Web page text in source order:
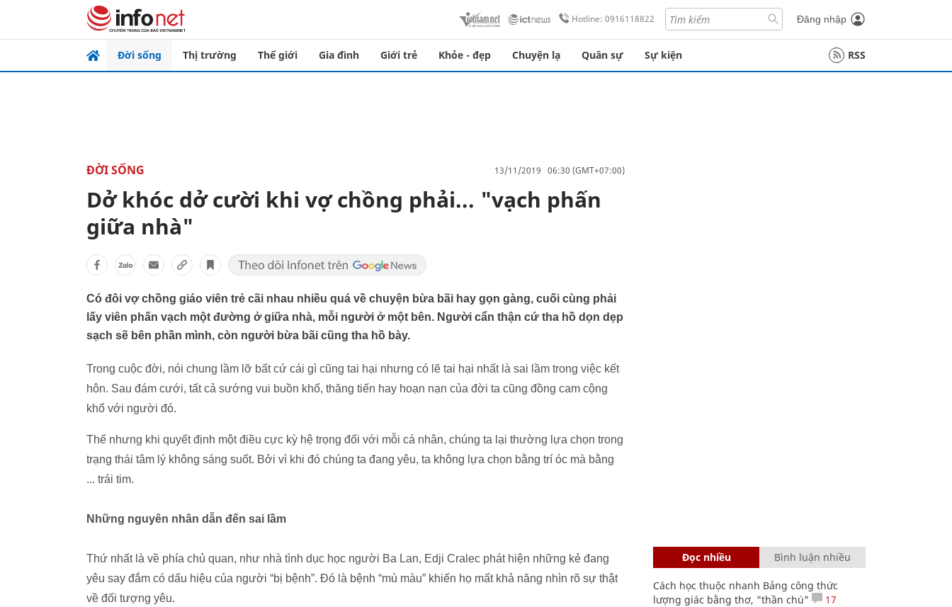
Hotline: 0916118822 Đăng nhập
Đời sống Thị trường Thế giới Gia đình Giới trẻ Khỏe - đẹp Chuyện lạ Quân sự Sự kiện RSS
ĐỜI SỐNG 13/11/2019 06:30 (GMT+07:00)
Dở khóc dở cười khi vợ chồng phải... "vạch phấn
giữa nhà"
Có đôi vợ chồng giáo viên trẻ cãi nhau nhiều quá về chuyện bừa bãi hay gọn gàng, cuối cùng phải
lấy viên phấn vạch một đường ở giữa nhà, mỗi người ở một bên. Người cẩn thận cứ tha hồ dọn dẹp
sạch sẽ bên phần mình, còn người bừa bãi cũng tha hồ bày.
Trong cuộc đời, nói chung lầm lỡ bất cứ cái gì cũng tai hại nhưng có lẽ tai hại nhất là sai lầm trong việc kết
hôn. Sau đám cưới, tất cả sướng vui buồn khổ, thăng tiến hay hoạn nạn của đời ta cũng đồng cam cộng
khổ với người đó.
Thế nhưng khi quyết định một điều cực kỳ hệ trọng đối với mỗi cá nhân, chúng ta lại thường lựa chọn trong
trạng thái tâm lý không sáng suốt. Bởi vì khi đó chúng ta đang yêu, ta không lựa chọn bằng trí óc mà bằng
... trái tim.
Những nguyên nhân dẫn đến sai lầm
Thứ nhất là về phía chủ quan, như nhà tình dục học người Ba Lan, Edji Cralec phát hiện những kẻ đang
yêu say đắm có dấu hiệu của người “bị bệnh”. Đó là bệnh “mù màu” khiến họ mất khả năng nhìn rõ sự thật
về đối tượng yêu.
Đọc nhiều Bình luận nhiều
Cách học thuộc nhanh Bảng công thức
lượng giác bằng thơ, "thần chú"
17